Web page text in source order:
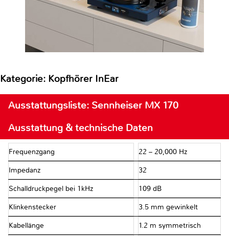
Kategorie: Kopfhörer InEar
Ausstattungsliste: Sennheiser MX 170
Ausstattung & technische Daten
Frequenzgang 22 – 20,000 Hz
Impedanz 32 Ω
Schalldruckpegel bei 1kHz 109 dB
Klinkenstecker 3.5 mm gewinkelt
Kabellänge 1.2 m symmetrisch